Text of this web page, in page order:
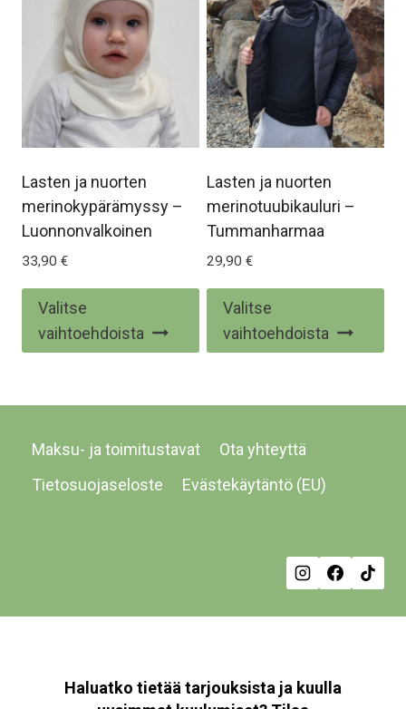
tehdä
valinnat
tuotteen
sivulla.
Lasten ja nuorten
merinokypärämyssy –
Luonnonvalkoinen
33,90 €
Valitse
vaihtoehdoista
Tällä
tuotteella
on
muunnelma.
tehdä
valinnat
Lasten ja nuorten
merinotuubikauluri –
Tummanharmaa
29,90 €
Valitse
vaihtoehdoista
on
Maksu- ja toimitustavat
Ota yhteyttä
Tietosuojaseloste
Evästekäytäntö (EU)
Haluatko tietää tarjouksista ja kuulla